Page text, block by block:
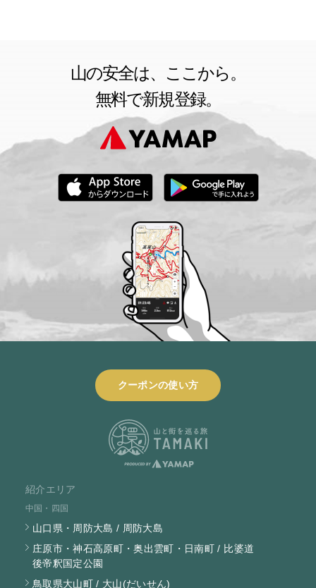
山の安全は、ここから。
無料で新規登録。
クーポンの使い方
紹介エリア
中国・四国
山口県・周防大島 / 周防大島
庄原市・神石高原町・奥出雲町・日南町 / 比婆道
後帝釈国定公園
鳥取県大山町 / 大山(だいせん)